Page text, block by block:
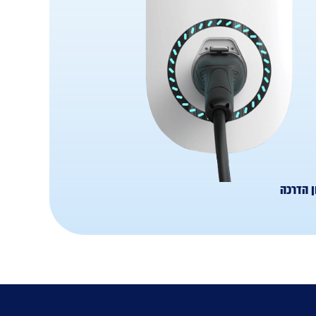
הדרכה